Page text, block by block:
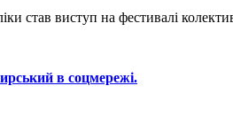
став виступ на фестивалі
в соцмережі.